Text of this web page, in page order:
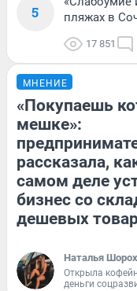
5
пляжах в
17 851
МНЕНИЕ
«Покупаешь
мешке»:
рассказала,
самом деле
бизнес со
дешевых
Наталья
Открыла
деньги